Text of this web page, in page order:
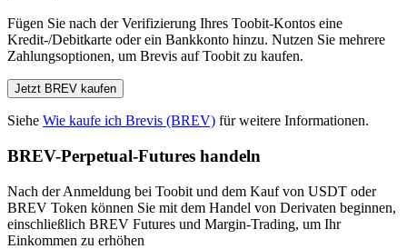
Fügen Sie nach der Verifizierung Ihres Toobit-Kontos eine
Kredit-/Debitkarte oder ein Bankkonto hinzu. Nutzen Sie mehrere
Zahlungsoptionen, um Brevis auf Toobit zu kaufen.
Jetzt BREV kaufen
Siehe Wie kaufe ich Brevis (BREV) für weitere Informationen.
BREV-Perpetual-Futures handeln
Nach der Anmeldung bei Toobit und dem Kauf von USDT oder
BREV Token können Sie mit dem Handel von Derivaten beginnen,
einschließlich BREV Futures und Margin-Trading, um Ihr
Einkommen zu erhöhen